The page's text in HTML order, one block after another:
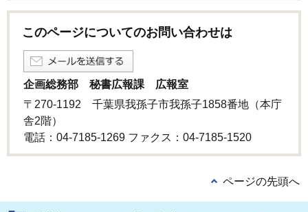
このページについてのお問い合わせは
企画総務部 秘書広報課 広報室
〒270-1192 千葉県我孫子市我孫子1858番地（本庁
舎2階）
電話：04-7185-1269 ファクス：04-7185-1520
ページの先頭へ